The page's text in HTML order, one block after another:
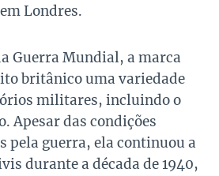
Londres.
Guerra Mundial, a marca
britânico uma variedade
militares, incluindo o
Apesar das condições
pela guerra, ela continuou a
durante a década de 1940,